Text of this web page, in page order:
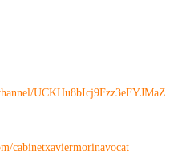
UCKHu8bIcj9Fzz3eFYJMaZ
cabinetxaviermorinavocat